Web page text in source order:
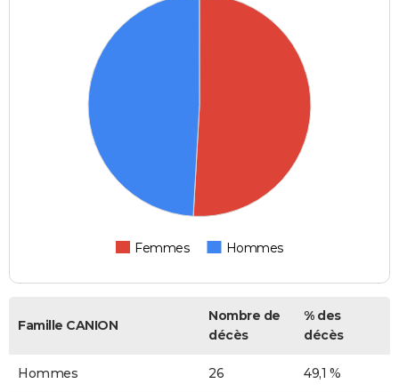
Femmes Hommes
Famille CANION
Nombre de
décès
% des
décès
Hommes 26 49,1 %